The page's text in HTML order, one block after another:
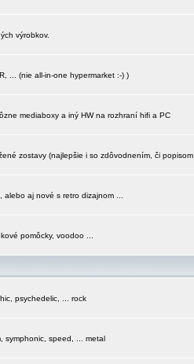
výrobkov.
... (nie all-in-one hypermarket :-) )
mediaboxy a iný HW na rozhraní hifi a PC
zostavy (najlepšie i so zdôvodnením, či
aj nové s retro dizajnom ...
pomôcky, voodoo ...
psychedelic, ... rock
symphonic, speed, ... metal